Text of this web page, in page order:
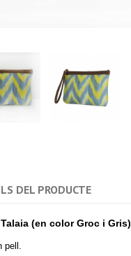
DEL PRODUCTE
Talaia (en color Groc i Gris)
pell.